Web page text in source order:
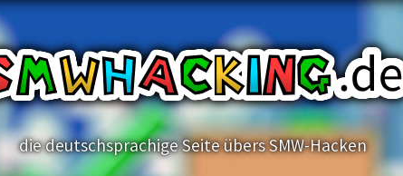
die deutschsprachige Seite übers SMW-Hacken